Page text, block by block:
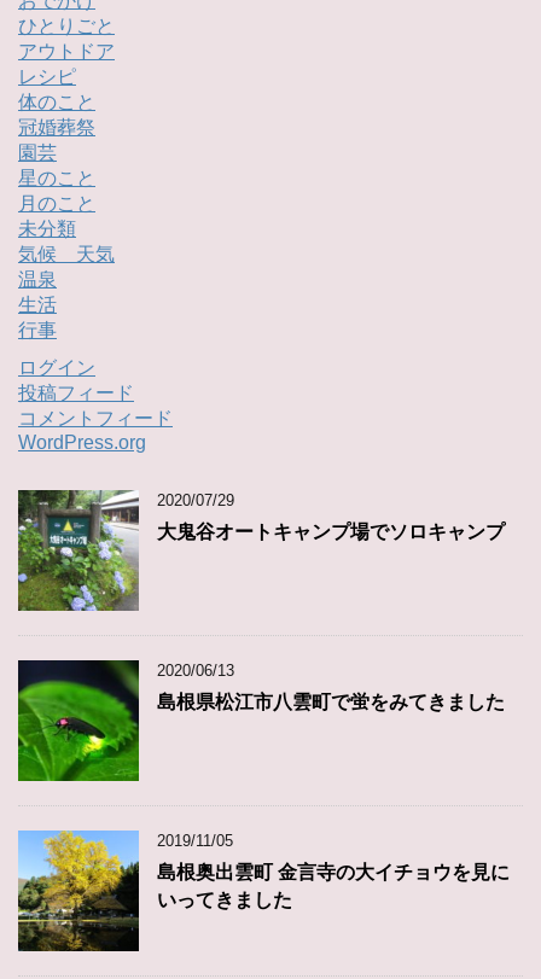
ひとりごと
アウトドア
レシピ
体のこと
冠婚葬祭
園芸
星のこと
月のこと
未分類
気候 天気
温泉
生活
行事
ログイン
投稿フィード
コメントフィード
WordPress.org
2020/07/29
大鬼谷オートキャンプ場でソロキャンプ
2020/06/13
島根県松江市八雲町で蛍をみてきました
2019/11/05
島根奥出雲町 金言寺の大イチョウを見に
いってきました